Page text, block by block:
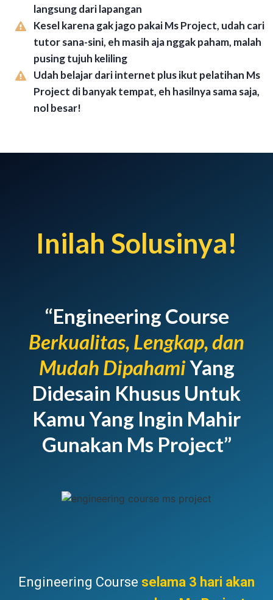
langsung dari lapangan
Kesel karena gak jago pakai Ms Project, udah cari
tutor sana-sini, eh masih aja nggak paham, malah
pusing tujuh keliling
Udah belajar dari internet plus ikut pelatihan Ms
Project di banyak tempat, eh hasilnya sama saja,
nol besar!
Inilah Solusinya!
“Engineering Course
Berkualitas, Lengkap, dan
Mudah DipahamiYang
Didesain Khusus Untuk
Kamu Yang Ingin Mahir
Gunakan Ms Project”
Engineering Course selama 3 hari akan